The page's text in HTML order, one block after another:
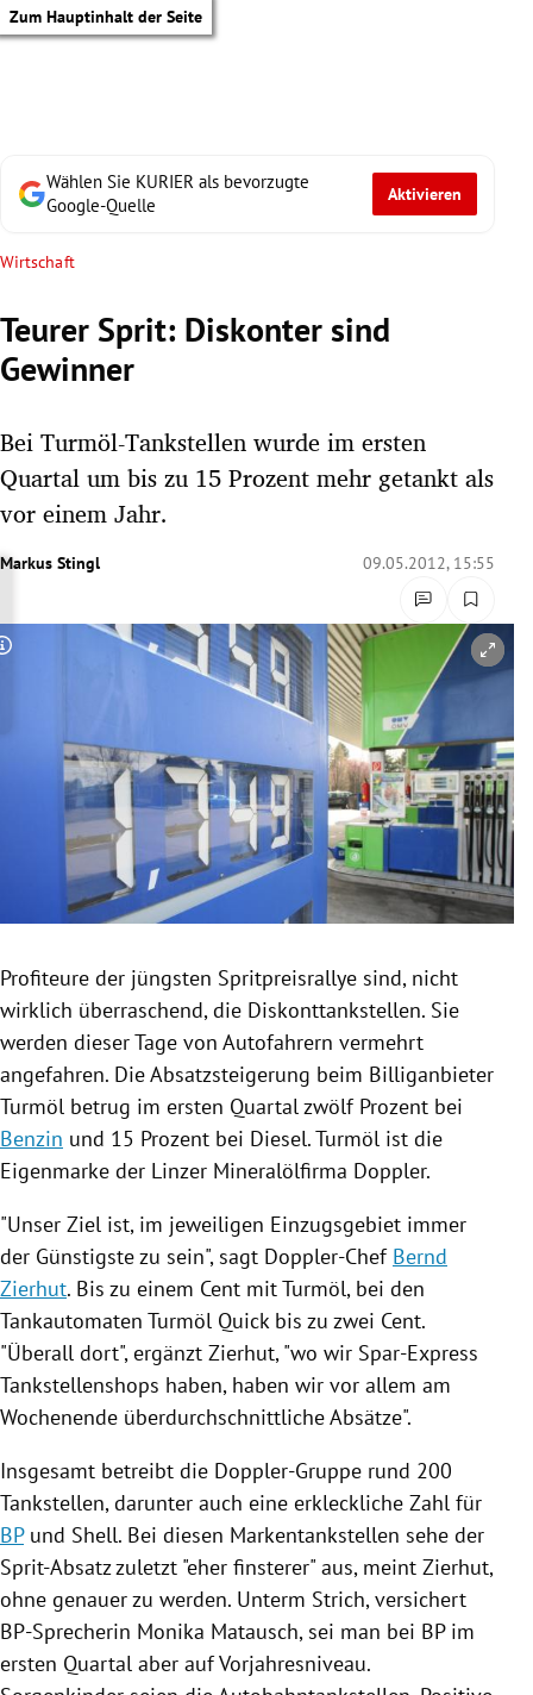
Zum Hauptinhalt der Seite
Untermenü
Untermenü
Untermenü
Untermenü
Untermenü
Untermenü
Wählen Sie KURIER als bevorzugte
Google-Quelle
Aktivieren
Wirtschaft
Teurer Sprit: Diskonter sind
Gewinner
Bei Turmöl-Tank­stellen wurde im ersten
Quartal um bis zu 15 Prozent mehr getankt als
vor einem Jahr.
Markus Stingl 09.05.2012, 15:55
Copyright-Hinweis öffnen/schließen
Profiteure der jüngsten Spritpreisrallye sind, nicht
wirklich überraschend, die Diskonttankstellen. Sie
werden dieser Tage von Autofahrern vermehrt
angefahren. Die Absatzsteigerung beim Billiganbieter
Turmöl betrug im ersten Quartal zwölf Prozent bei
Benzin und 15 Prozent bei Diesel.Turmöl ist die
Eigenmarke der Linzer Mineralölfirma Doppler.
"Unser Ziel ist, im jeweiligen Einzugsgebiet immer
der Günstigste zu sein", sagt Doppler-Chef Bernd
Zierhut. Bis zu einem Cent mitTurmöl, bei den
Tankautomaten Turmöl Quick bis zu zwei Cent.
"Überall dort", ergänzt Zierhut, "wo wir Spar-Express
Tankstellenshops haben, haben wir vor allem am
Wochenende überdurchschnittliche Absätze".
Insgesamt betreibt die Doppler-Gruppe rund 200
Tankstellen, darunter auch eine erkleckliche Zahl für
BPund Shell. Bei diesen Markentankstellen sehe der
Sprit-Absatz zuletzt "eher finsterer" aus, meint Zierhut,
ohne genauer zu werden. Unterm Strich, versichert
BP-Sprecherin Monika Matausch, sei man bei BPim
ersten Quartal aber auf Vorjahresniveau.